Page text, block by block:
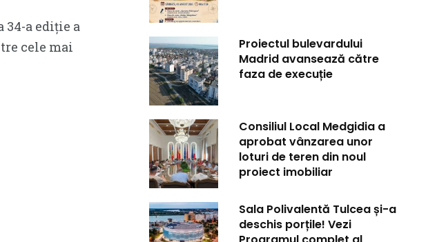
34-a ediție a
cele mai
Proiectul bulevardului
Madrid avansează către
faza de execuție
Consiliul Local Medgidia a
aprobat vânzarea unor
loturi de teren din noul
proiect imobiliar
Sala Polivalentă Tulcea și-a
deschis porțile! Vezi